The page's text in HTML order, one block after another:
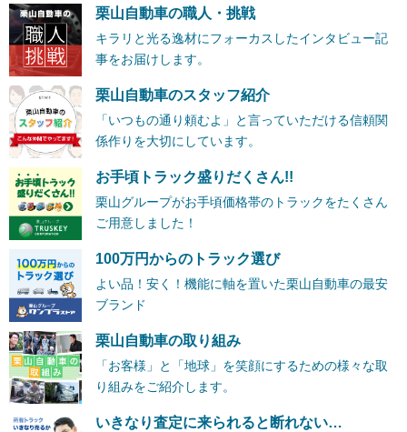
栗山自動車の職人・挑戦
キラリと光る逸材にフォーカスしたインタビュー記
事をお届けします。
栗山自動車のスタッフ紹介
「いつもの通り頼むよ」と言っていただける信頼関
係作りを大切にしています。
お手頃トラック盛りだくさん!!
栗山グループがお手頃価格帯のトラックをたくさん
ご用意しました！
100万円からのトラック選び
よい品！安く！機能に軸を置いた栗山自動車の最安
ブランド
栗山自動車の取り組み
「お客様」と「地球」を笑顔にするための様々な取
り組みをご紹介します。
いきなり査定に来られると断れない…